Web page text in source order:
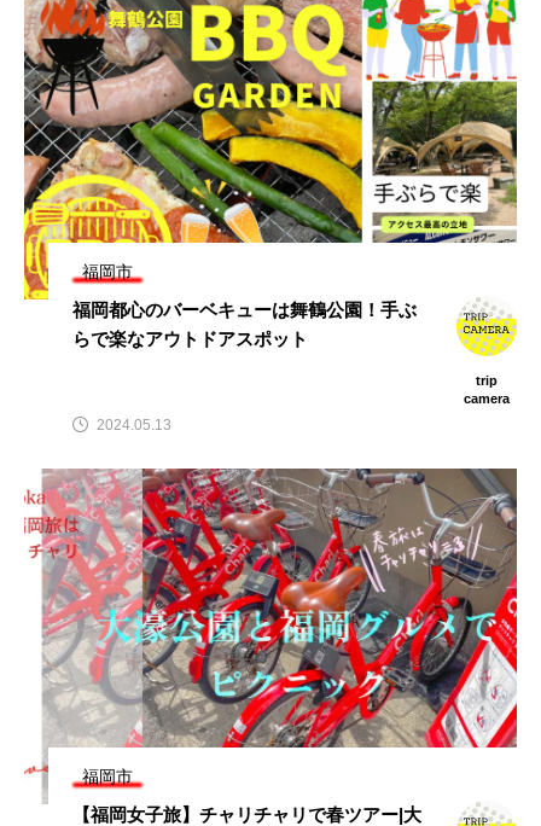
福岡市
福岡都心のバーベキューは舞鶴公園！手ぶ
らで楽なアウトドアスポット
trip
camera
2024.05.13
福岡市
【福岡女子旅】チャリチャリで春ツアー|大